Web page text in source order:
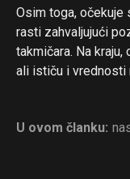
Osim toga, očekuje
rasti zahvaljujući
takmičara. Na
ali ističu i vrednosti
U ovom članku: